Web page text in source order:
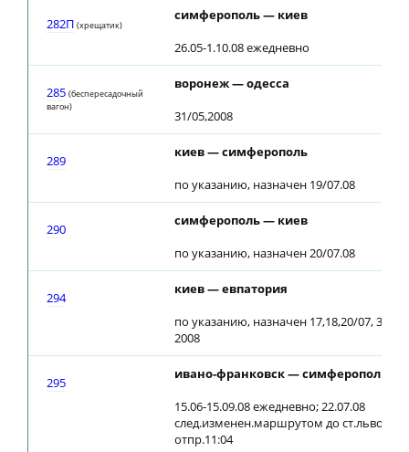
282П (хрещатик)
симферополь — киев
26.05-1.10.08 ежедневно
285 (беспересадочный
вагон)
воронеж — одесса
31/05,2008
289
киев — симферополь
по указанию, назначен 19/07.08
290
симферополь — киев
по указанию, назначен 20/07.08
294
киев — евпатория
по указанию, назначен 17,18,20/07,
2008
295
ивано-франковск — симферополь
15.06-15.09.08 ежедневно; 22.07.08
след.изменен.маршрутом до ст.львов,
отпр.11:04